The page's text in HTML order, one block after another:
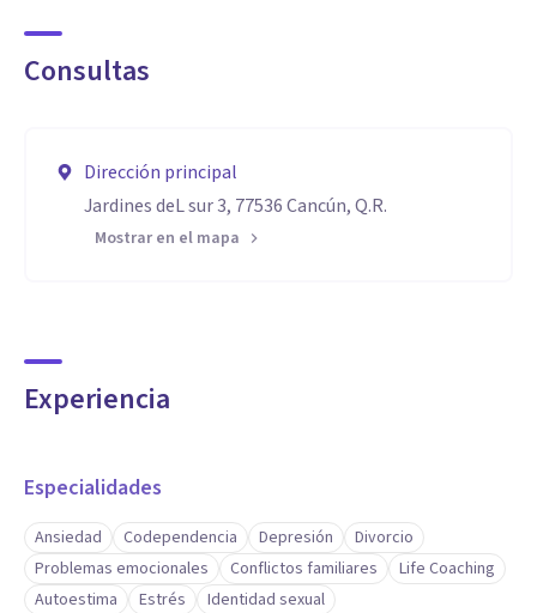
Consultas
Dirección principal
Jardines deL sur 3, 77536 Cancún, Q.R.
Mostrar en el mapa
Experiencia
Especialidades
Ansiedad Codependencia Depresión
Divorcio
Problemas emocionales
Conflictos familiares
Life Coaching
Autoestima
Estrés Identidad sexual